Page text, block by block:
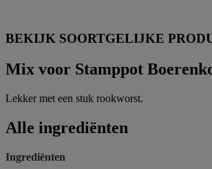
BEKIJK SOORTGELIJKE
Mix voor Stamppot
Lekker met een stuk rookworst.
Alle ingrediënten
Ingrediënten